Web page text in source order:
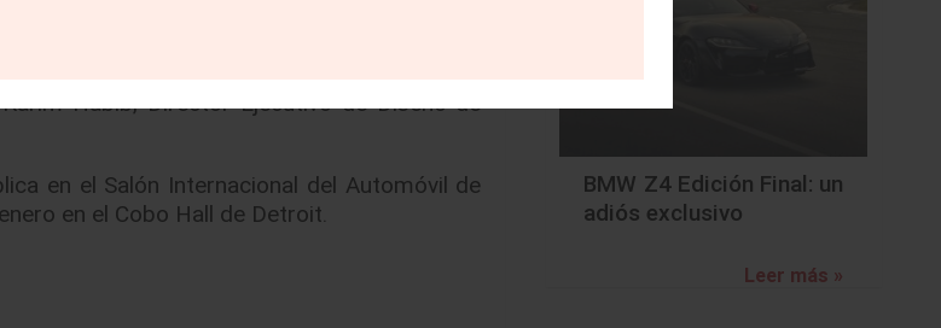
y nuevas proporciones para INFINITI,
primer plano. El innovador tren motriz, las
dirigen el curso hacia proporciones
Habib, Director Ejecutivo de Diseño de
en el Salón Internacional del Automóvil de
en el Cobo Hall de Detroit.
BMW Z4 Edición Final: un
adiós exclusivo
Leer más »